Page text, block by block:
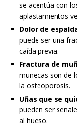
se acentúa con
aplastamientos
Dolor de
puede ser una
caída previa.
Fractura de
muñecas son de
la osteoporosis.
Uñas que se
pueden ser
al hueso.